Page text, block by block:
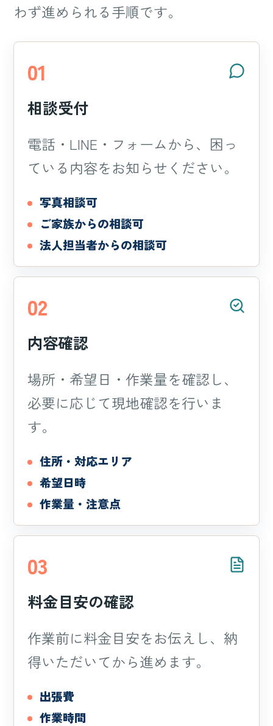
わず進められる手順です。
01
相談受付
電話・LINE・フォームから、困っ
ている内容をお知らせください。
写真相談可
ご家族からの相談可
法人担当者からの相談可
02
内容確認
場所・希望日・作業量を確認し、
必要に応じて現地確認を行いま
す。
住所・対応エリア
希望日時
作業量・注意点
03
料金目安の確認
作業前に料金目安をお伝えし、納
得いただいてから進めます。
出張費
作業時間